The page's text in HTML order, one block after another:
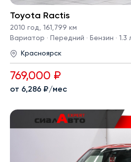
Toyota Ractis
2010 год, 161,799 км
Вариатор · Передний · Бензин · 1.3
Красноярск
769,000 ₽
от 6,286 ₽/мес